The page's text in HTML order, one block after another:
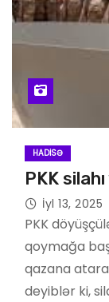
HADISƏ
PKK
İyl 13, 2025
PKK
qoymağa
qazana
deyiblər ki,